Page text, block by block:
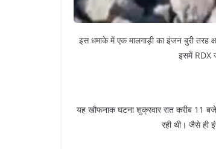
इस धमाके में एक मालगाड़ी का इंजन बुरी तरह
इसमें RDX
यह खौफनाक घटना शुक्रवार रात करीब 11
रही थी। जैसे ही